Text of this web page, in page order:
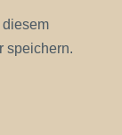
diesem
speichern.